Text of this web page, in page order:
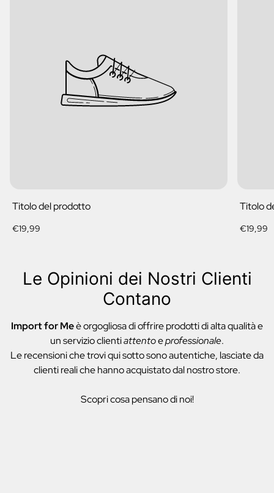
Titolo del prodotto
Prezzo
€19,99
Titolo
Prezzo
€19,99
Le Opinioni dei Nostri Clienti
Contano
Import for Meè orgogliosa di offrire prodotti di alta qualità e
un servizio clientiattentoeprofessionale.
Le recensioni che trovi qui sotto sono autentiche, lasciate da
clienti reali che hanno acquistato dal nostro store.
Scopri cosa pensano di noi!